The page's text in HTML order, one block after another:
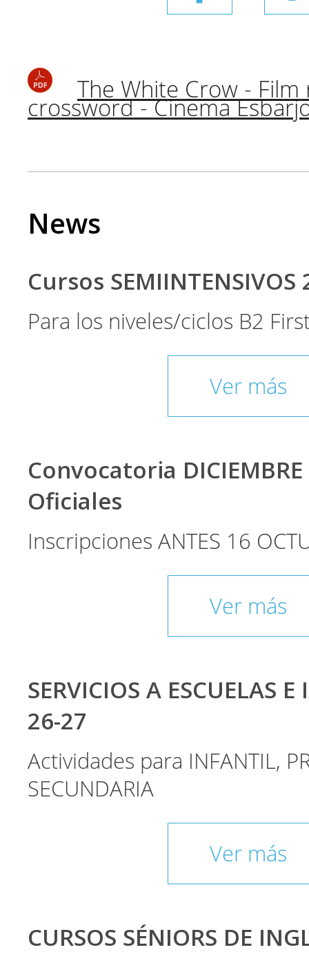
The White Crow - Film
crossword - Cinema
News
Cursos SEMIINTENSIVOS
Para los niveles/ciclos B2
Ver más
Convocatoria
Oficiales
Inscripciones ANTES 16
Ver más
SERVICIOS A ESCUELAS
26-27
Actividades para INFANTIL,
SECUNDARIA
Ver más
CURSOS SÉNIORS DE